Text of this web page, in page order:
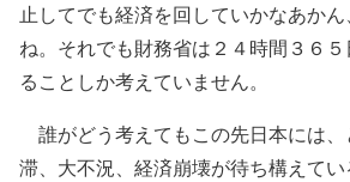
止してでも経済を回していかなあか
ね。それでも財務省は２４時間３６
ることしか考えていません。
誰がどう考えてもこの先日本には
滞、大不況、経済崩壊が待ち構えて